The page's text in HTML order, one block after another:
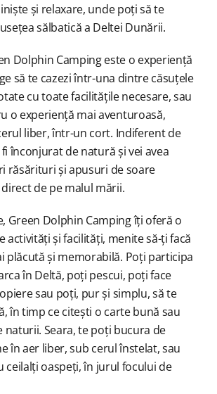
și relaxare, unde poți să te
sălbatică a Deltei Dunării.
Dolphin Camping este o experiență
să te cazezi într-una dintre căsuțele
cu toate facilitățile necesare, sau
o experiență mai aventuroasă,
liber, într-un cort. Indiferent de
înconjurat de natură și vei avea
răsărituri și apusuri de soare
de pe malul mării.
Green Dolphin Camping îți oferă o
activități și facilități, menite să-ți facă
plăcută și memorabilă. Poți participa
în Deltă, poți pescui, poți face
sau poți, pur și simplu, să te
în timp ce citești o carte bună sau
naturii. Seara, te poți bucura de
în aer liber, sub cerul înstelat, sau
ceilalți oaspeți, în jurul focului de